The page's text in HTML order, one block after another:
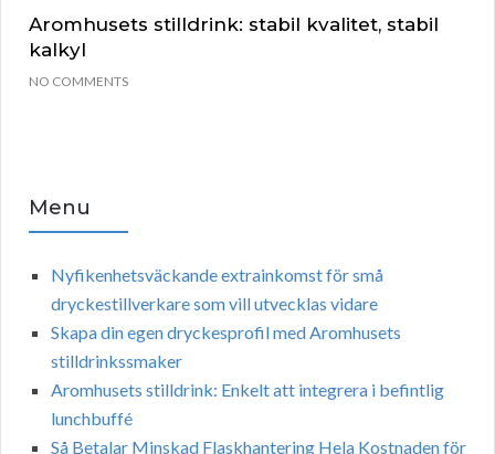
Aromhusets stilldrink: stabil kvalitet, stabil
kalkyl
NO COMMENTS
Menu
Nyfikenhetsväckande extrainkomst för små
dryckestillverkare som vill utvecklas vidare
Skapa din egen dryckesprofil med Aromhusets
stilldrinkssmaker
Aromhusets stilldrink: Enkelt att integrera i befintlig
lunchbuffé
Så Betalar Minskad Flaskhantering Hela Kostnaden för